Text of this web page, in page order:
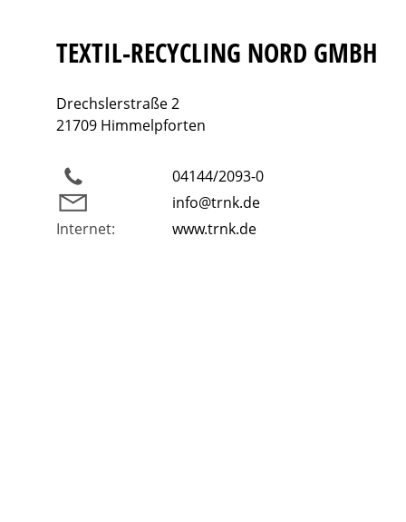
TEXTIL-RECYCLING NORD GMBH
Drechslerstraße 2
21709 Himmelpforten
04144/2093-0
info@trnk.de
Internet:
www.trnk.de